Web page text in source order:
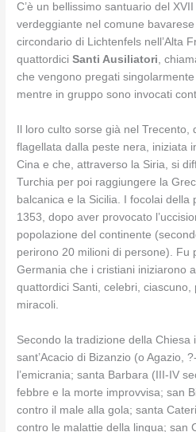
C’è un bellissimo santuario del
verdeggiante nel comune
circondario di Lichtenfels nell’Alta
quattordiciSanti Ausiliatori,
che vengono pregati
mentre in gruppo sono invocati
Il loro culto sorse già nel Trecento,
flagellata dalla peste nera, iniziata
Cina e che, attraverso la Siria, si
Turchia per poi raggiungere la
balcanica e la Sicilia. I focolai della
1353, dopo aver provocato
popolazione del continente
perirono 20 milioni di persone). Fu
Germania che i cristiani iniziarono
quattordici Santi, celebri, ciascuno,
miracoli.
Secondo la tradizione della Chiesa
sant’Acacio di Bizanzio (o Agazio,
l’emicrania; santa Barbara (III-IV
febbre e la morte improvvisa; san
contro il male alla gola; santa
contro le malattie della lingua; san